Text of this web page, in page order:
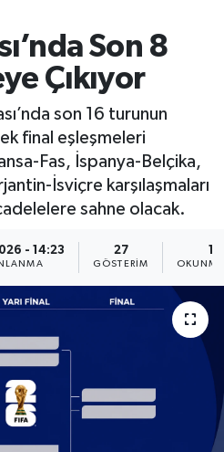
Son 8
Çıkıyor
son 16 turunun
final eşleşmeleri
Fas, İspanya-Belçika,
İsviçre karşılaşmaları
sahne olacak.
- 14:23 27
GÖSTERIM
ve Fikstür